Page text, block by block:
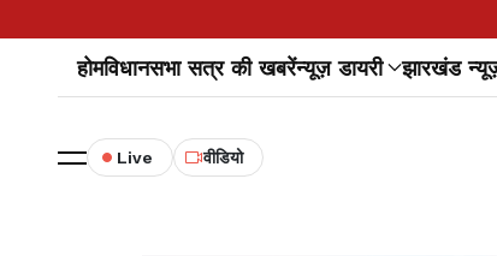
होमविधानसभा सत्र की खबरेंन्यूज़ डायरी झारखंड
Live वीडियो